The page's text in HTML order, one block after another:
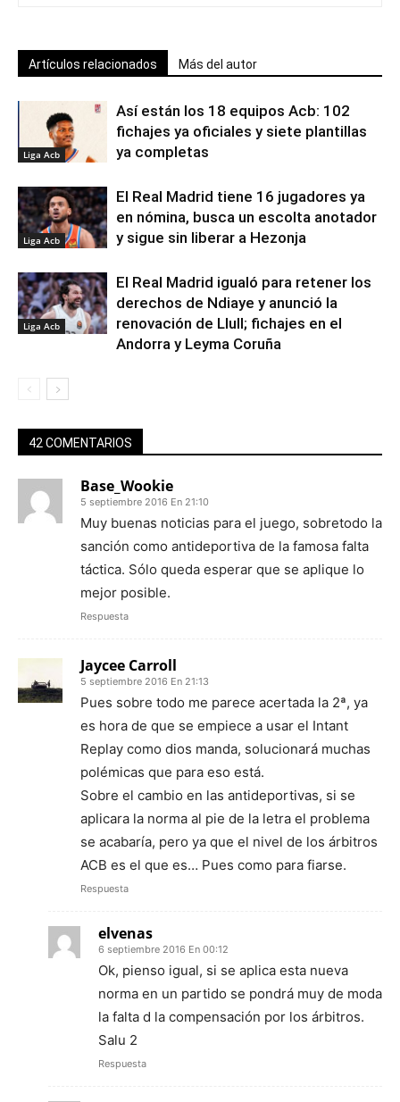
Artículos relacionados Más del autor
Liga Acb
Así están los 18 equipos Acb: 102
fichajes ya oficiales y siete plantillas
ya completas
Liga Acb
El Real Madrid tiene 16 jugadores ya
en nómina, busca un escolta anotador
y sigue sin liberar a Hezonja
Liga Acb
El Real Madrid igualó para retener los
derechos de Ndiaye y anunció la
renovación de Llull; fichajes en el
Andorra y Leyma Coruña
42 COMENTARIOS
Base_Wookie
5 septiembre 2016 En 21:10
Muy buenas noticias para el juego, sobretodo la
sanción como antideportiva de la famosa falta
táctica. Sólo queda esperar que se aplique lo
mejor posible.
Respuesta
Jaycee Carroll
5 septiembre 2016 En 21:13
Pues sobre todo me parece acertada la 2ª, ya
es hora de que se empiece a usar el Intant
Replay como dios manda, solucionará muchas
polémicas que para eso está.
Sobre el cambio en las antideportivas, si se
aplicara la norma al pie de la letra el problema
se acabaría, pero ya que el nivel de los árbitros
ACB es el que es… Pues como para fiarse.
Respuesta
elvenas
6 septiembre 2016 En 00:12
Ok, pienso igual, si se aplica esta nueva
norma en un partido se pondrá muy de moda
la falta d la compensación por los árbitros.
Salu 2
Respuesta